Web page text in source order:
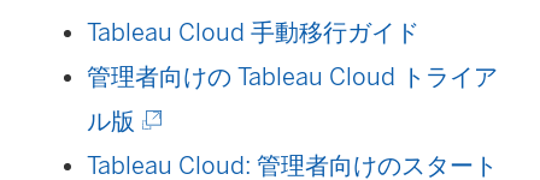
ン
ド
ウ
で
Tableau Cloud 手動移行ガイド
管理者向けの Tableau Cloud トライア
ル版 (
新
Tableau Cloud: 管理者向けのスタート